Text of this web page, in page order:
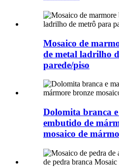
Mosaico de
de metal ladrilho
parede/piso
Dolomita branca
embutido de
mosaico de